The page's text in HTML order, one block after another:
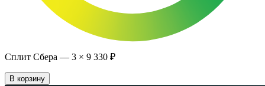
Сплит Сбера — 3 × 9 330 ₽
В корзину